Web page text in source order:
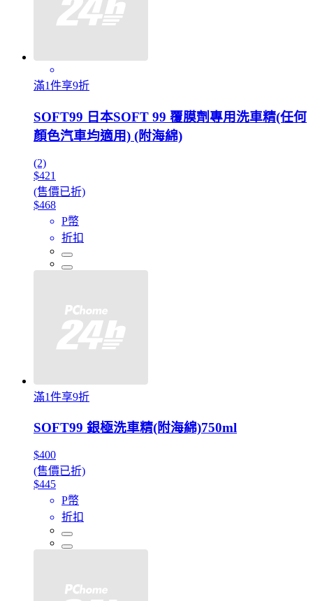
滿1件享9折
SOFT99 日本SOFT 99 覆膜劑專用洗車精(任何
顏色汽車均適用) (附海綿)
(2)
$421
(售價已折)
$468
P幣
折扣
滿1件享9折
SOFT99 銀極洗車精(附海綿)750ml
$400
(售價已折)
$445
P幣
折扣